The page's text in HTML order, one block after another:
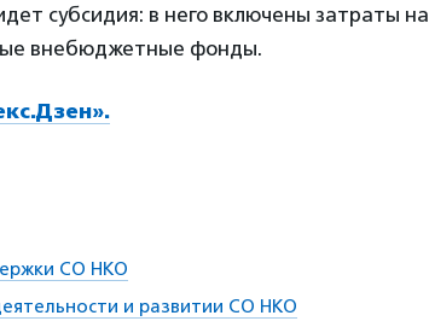
субсидия: в него включены затраты на
внебюджетные фонды.
СО НКО
и развитии СО НКО